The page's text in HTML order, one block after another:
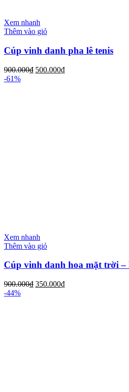
Xem nhanh
Thêm vào giỏ
Cúp vinh danh pha lê tenis
900.000₫ 500.000₫
-61%
Xem nhanh
Thêm vào giỏ
Cúp vinh danh hoa mặt trời
900.000₫ 350.000₫
-44%